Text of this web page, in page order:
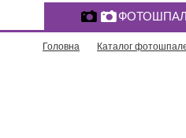
Головна Каталог